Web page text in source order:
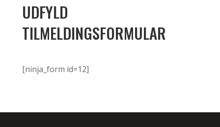
UDFYLD
TILMELDINGSFORMULAR
[ninja_form id=12]